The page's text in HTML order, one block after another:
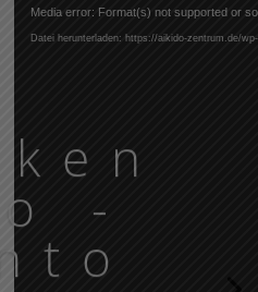
Video-
Player
Media error: Format(s) not supported or
Datei herunterladen: https://aikido-zentrum.de/
-